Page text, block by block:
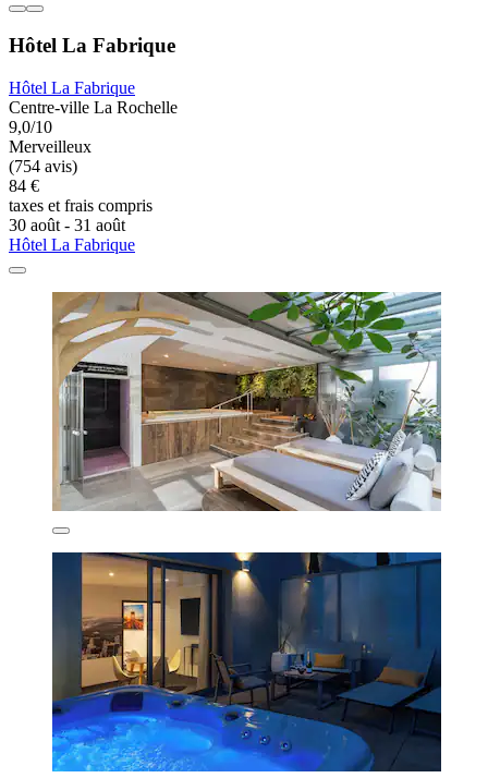
Hôtel La Fabrique
Hôtel La Fabrique
Centre-ville La Rochelle
9,0/10
Merveilleux
(754 avis)
84 €
taxes et frais compris
30 août - 31 août
Hôtel La Fabrique